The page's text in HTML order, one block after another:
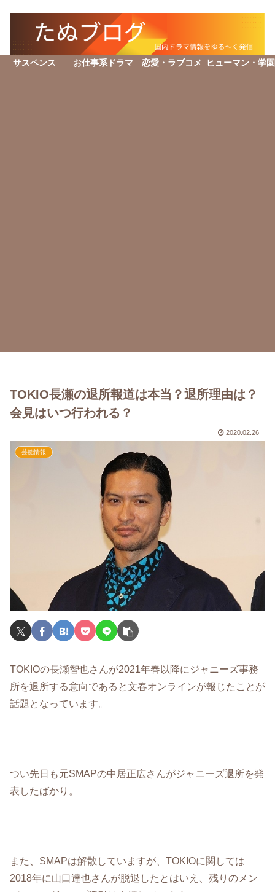
サスペンス お仕事系ドラマ 恋愛・ラブコメ ヒューマン・学園
TOKIO長瀬の退所報道は本当？退所理由は？
会見はいつ行われる？
2020.02.26
芸能情報
TOKIOの長瀬智也さんが2021年春以降にジャニーズ事務
所を退所する意向であると文春オンラインが報じたことが
話題となっています。
つい先日も元SMAPの中居正広さんがジャニーズ退所を発
表したばかり。
また、SMAPは解散していますが、TOKIOに関しては
2018年に山口達也さんが脱退したとはいえ、残りのメン